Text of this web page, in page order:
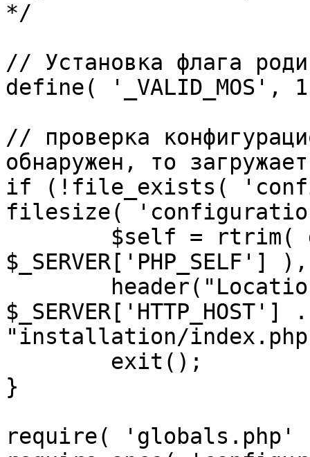
*/
// Установка флага
define( '_VALID_MOS',
// проверка
обнаружен, то
if (!file_exists(
filesize(
"installation/
}
require(